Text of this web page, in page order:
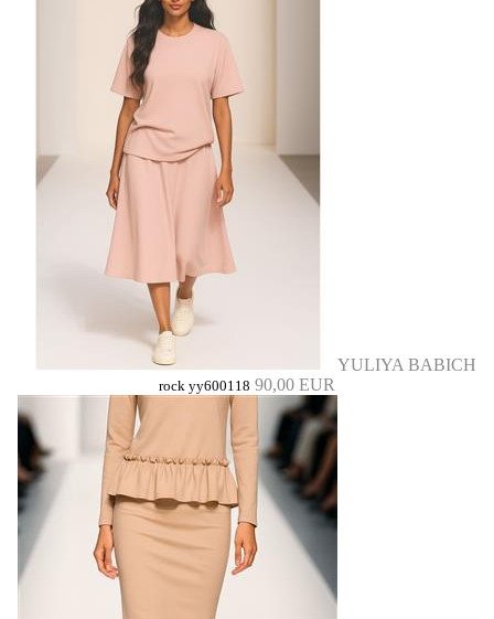
YULIYA BABICH
rock yy600118 90,00 EUR